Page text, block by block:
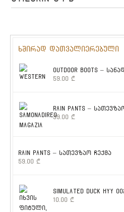
ხშირად დათვალიერებული
OUTDOOR BOOTS –
59.00 ₾
RAIN PANTS –
39.00 ₾
RAIN PANTS – სათევზაო ჩექმა
59.00 ₾
SIMULATED DUCK
10.00 ₾